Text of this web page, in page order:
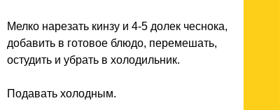
Мелко нарезать кинзу и 4-5 долек чеснока,
добавить в готовое блюдо, перемешать,
остудить и убрать в холодильник.
Подавать холодным.